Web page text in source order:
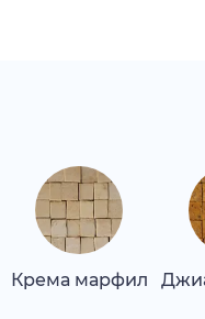
Крема марфил